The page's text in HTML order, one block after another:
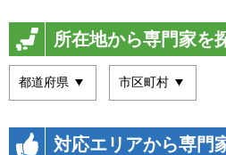
所在地から専門家を
対応エリアから専門